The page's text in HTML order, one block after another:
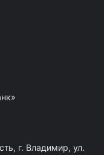
г. Владимир, ул.